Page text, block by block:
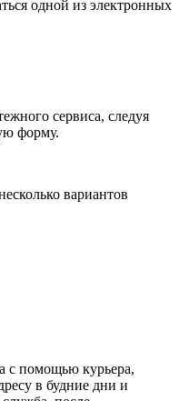
одной из электронных
сервиса, следуя
форму.
вариантов
с помощью курьера,
в будние дни и